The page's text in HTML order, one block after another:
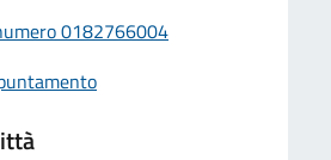
0182766004